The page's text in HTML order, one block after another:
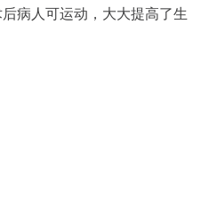
病人可运动，大大提高了生